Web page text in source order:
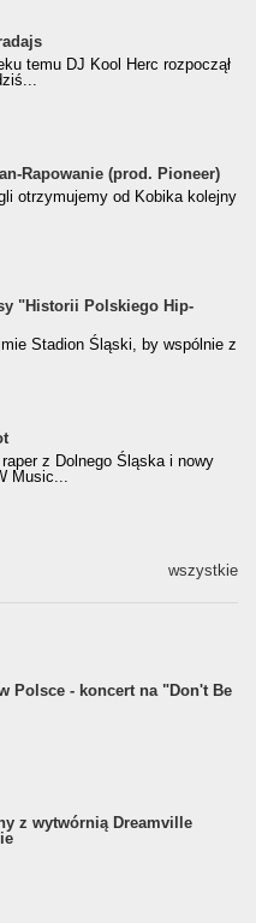
za
Album Roku
temu DJ Kool Herc rozpoczął
(prod. Pioneer)
Rapowanie (prod. Pioneer)
otrzymujemy od Kobika kolejny
Polskiego Hip-
"Historii Polskiego Hip-
Stadion Śląski, by wspólnie z
z Dolnego Śląska i nowy
Music...
wszystkie
Polsce - koncert na "Don't Be
z wytwórnią Dreamville